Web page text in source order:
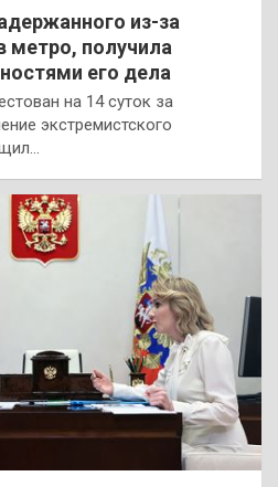
из-за
метро, получила
его дела
на 14 суток за
экстремистского